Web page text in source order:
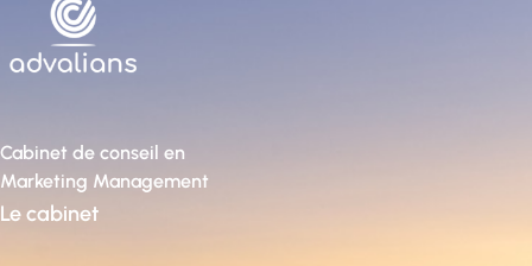
Cabinet de conseil en
Marketing Management
Le cabinet